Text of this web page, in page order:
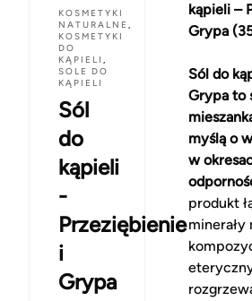
KOSMETYKI
NATURALNE ,
KOSMETYKI
DO
KĄPIELI ,
SOLE DO
KĄPIELI
Sól
do
kąpieli
-
Przeziębienie
i
Grypa
kąpieli –
Grypa
Sól do
Grypa to
myślą o
w
produkt
minerały